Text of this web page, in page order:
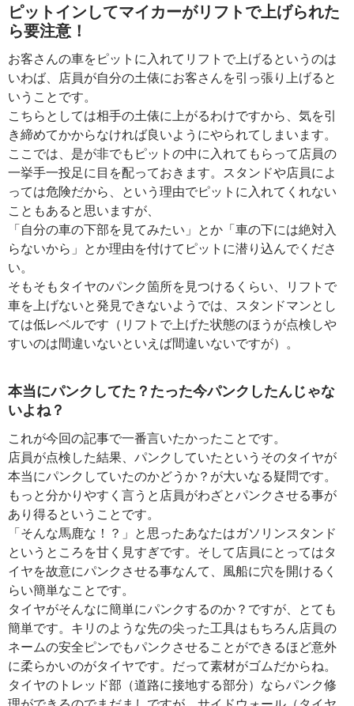
ピットインしてマイカーがリフトで上げられた
ら要注意！
お客さんの車をピットに入れてリフトで上げるというのは
いわば、店員が自分の土俵にお客さんを引っ張り上げると
いうことです。
こちらとしては相手の土俵に上がるわけですから、気を引
き締めてかからなければ良いようにやられてしまいます。
ここでは、是が非でもピットの中に入れてもらって店員の
一挙手一投足に目を配っておきます。スタンドや店員によ
っては危険だから、という理由でピットに入れてくれない
こともあると思いますが、
「自分の車の下部を見てみたい」とか「車の下には絶対入
らないから」とか理由を付けてピットに潜り込んでくださ
い。
そもそもタイヤのパンク箇所を見つけるくらい、リフトで
車を上げないと発見できないようでは、スタンドマンとし
ては低レベルです（リフトで上げた状態のほうが点検しや
すいのは間違いないといえば間違いないですが）。
本当にパンクしてた？たった今パンクしたんじゃな
いよね？
これが今回の記事で一番言いたかったことです。
店員が点検した結果、パンクしていたというそのタイヤが
本当にパンクしていたのかどうか？が大いなる疑問です。
もっと分かりやすく言うと店員がわざとパンクさせる事が
あり得るということです。
「そんな馬鹿な！？」と思ったあなたはガソリンスタンド
というところを甘く見すぎです。そして店員にとってはタ
イヤを故意にパンクさせる事なんて、風船に穴を開けるく
らい簡単なことです。
タイヤがそんなに簡単にパンクするのか？ですが、とても
簡単です。キリのような先の尖った工具はもちろん店員の
ネームの安全ピンでもパンクさせることができるほど意外
に柔らかいのがタイヤです。だって素材がゴムだからね。
タイヤのトレッド部（道路に接地する部分）ならパンク修